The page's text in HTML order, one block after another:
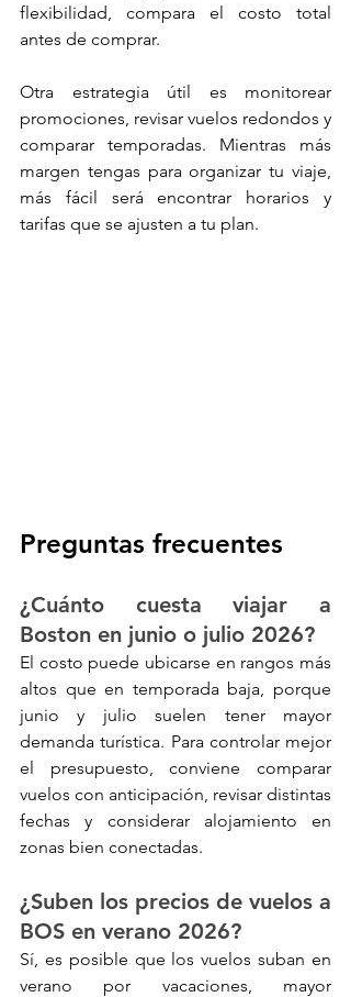
flexibilidad, compara el costo total
antes de comprar.
Otra estrategia útil es monitorear
promociones, revisar vuelos redondos y
comparar temporadas. Mientras más
margen tengas para organizar tu viaje,
más fácil será encontrar horarios y
tarifas que se ajusten a tu plan.
Preguntas frecuentes
¿Cuánto cuesta viajar a
Boston en junio o julio 2026?
El costo puede ubicarse en rangos más
altos que en temporada baja, porque
junio y julio suelen tener mayor
demanda turística. Para controlar mejor
el presupuesto, conviene comparar
vuelos con anticipación, revisar distintas
fechas y considerar alojamiento en
zonas bien conectadas.
¿Suben los precios de vuelos a
BOS en verano 2026?
Sí, es posible que los vuelos suban en
verano por vacaciones, mayor